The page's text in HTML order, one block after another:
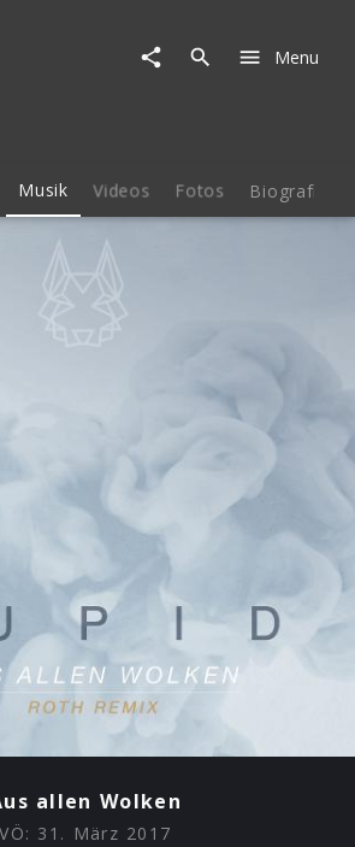
Menu
Musik Videos Fotos Biografie
allen Wolken
VÖ: 31. März 2017